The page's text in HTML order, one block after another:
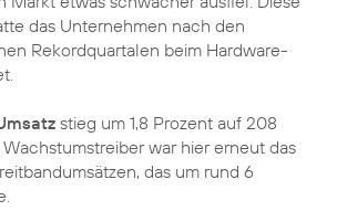
das Unternehmen nach den
Rekordquartalen beim Hardware-
stieg um 1,8 Prozent auf 208
war hier erneut das
das um rund 6